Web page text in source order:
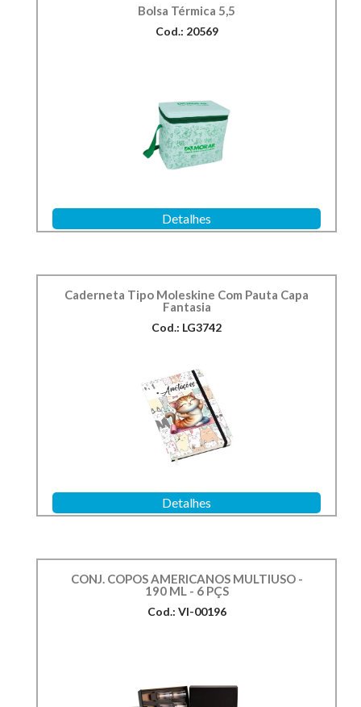
Bolsa Térmica 5,5
Cod.: 20569
Detalhes
Caderneta Tipo Moleskine Com Pauta Capa
Fantasia
Cod.: LG3742
Detalhes
CONJ. COPOS AMERICANOS MULTIUSO -
190 ML - 6 PÇS
Cod.: VI-00196